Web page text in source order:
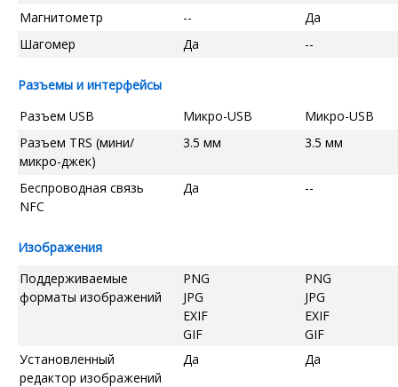
Магнитометр --
Да
Шагомер
Да --
Разъемы и интерфейсы
Разъем USB
Микро-USB
Микро-USB
Разъем TRS (мини/
микро-джек)
3.5 мм 3.5 мм
Беспроводная связь
NFC
Да --
Изображения
Поддерживаемые
форматы изображений
PNG
JPG
EXIF
GIF
PNG
JPG
EXIF
GIF
Установленный
редактор изображений
Да Да